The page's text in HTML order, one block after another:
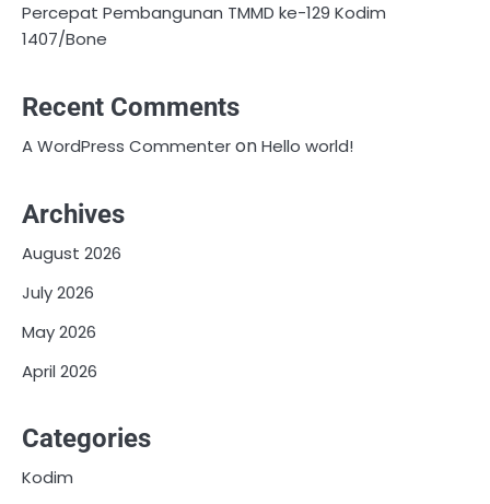
Percepat Pembangunan TMMD ke-129 Kodim
1407/Bone
Recent Comments
A WordPress CommenteronHello world!
Archives
August 2026
July 2026
May 2026
April 2026
Categories
Kodim